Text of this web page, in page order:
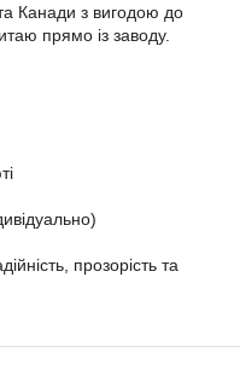
Канади з вигодою до
прямо із заводу.
прозорість та